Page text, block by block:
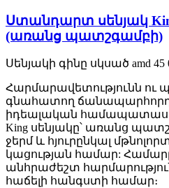
Ստանդարտ սենյակ
(առանց պատշգամբի)
Սենյակի գինը սկսած amd 45
Հարմարավետությունն ու
գնահատող
իդեալական
King սենյակը՝ առանց
ջերմ և հյուրընկալ
կացության համար:
անհրաժեշտ
հաճելի հանգստի համար։